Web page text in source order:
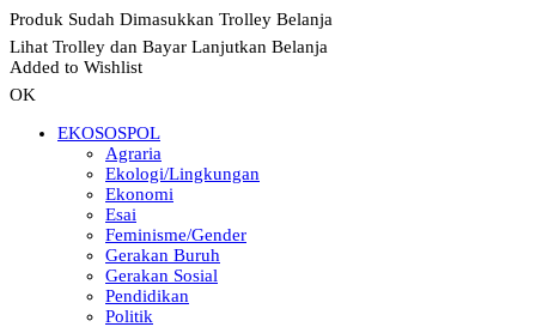
Produk Sudah Dimasukkan Trolley Belanja
Lihat Trolley dan Bayar Lanjutkan Belanja
Added to Wishlist
OK
EKOSOSPOL
Agraria
Ekologi/Lingkungan
Ekonomi
Esai
Feminisme/Gender
Gerakan Buruh
Gerakan Sosial
Pendidikan
Politik